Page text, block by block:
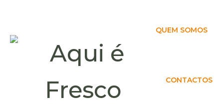
QUEM SOMOS
CONTACTOS